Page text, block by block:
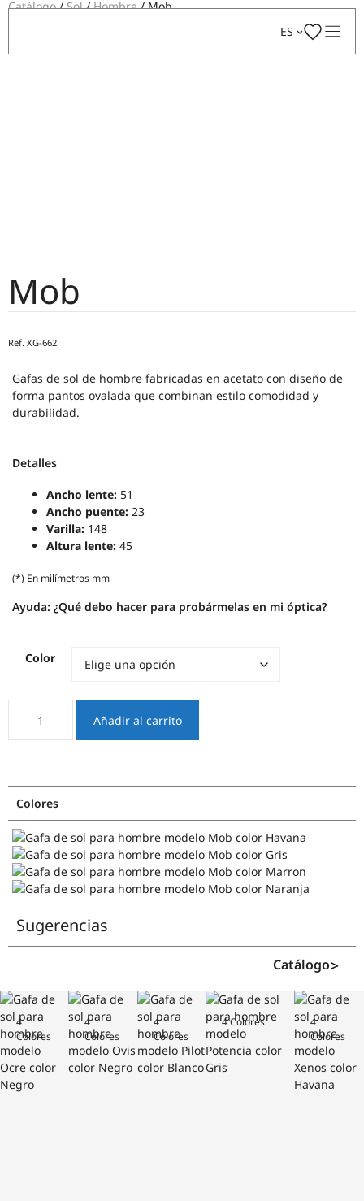
contenido
ES
Catálogo/Sol/Hombre/ Mob
Mob
Ref. XG-662
Gafas de sol de hombre fabricadas en acetato con diseño de
forma pantos ovalada que combinan estilo comodidad y
durabilidad.
Detalles
Ancho lente: 51
Ancho puente: 23
Varilla: 148
Altura lente: 45
(*) En milímetros mm
Ayuda: ¿Qué debo hacer para probármelas en mi óptica?
Color
cantidad
Añadir al carrito
Colores
Sugerencias
Catálogo
4
Colores
4
Colores
4
Colores
4 Colores
4
Colores